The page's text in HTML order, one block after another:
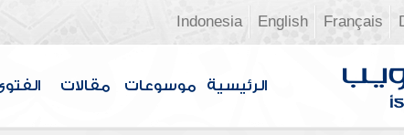
Français
English
Indonesia
الرئيسية موسوعات مقالات